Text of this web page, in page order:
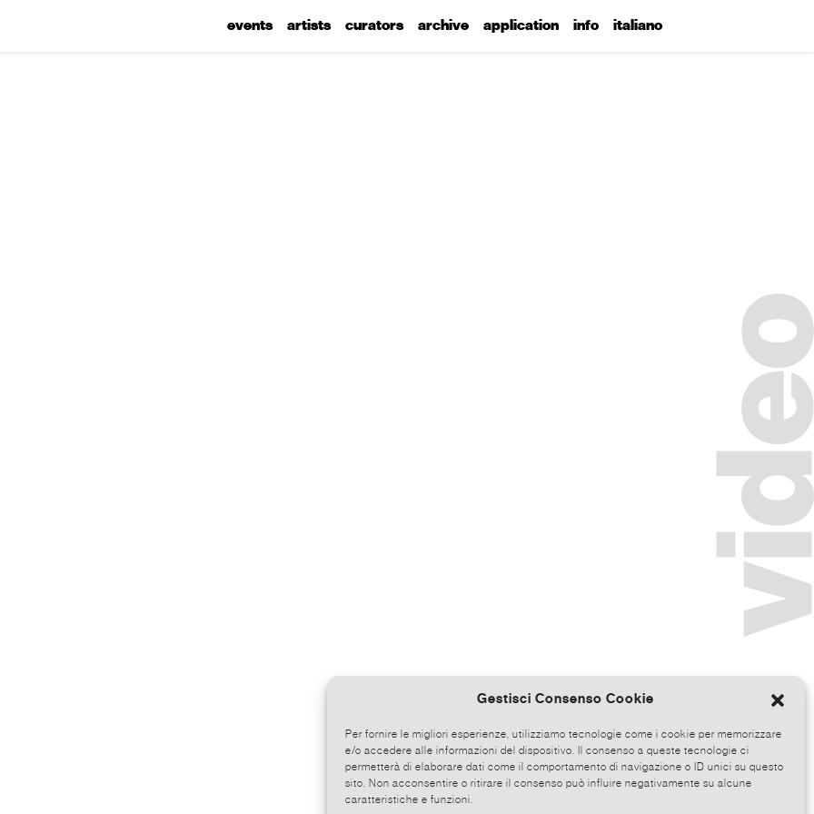
Gestisci Consenso Cookie
Per fornire le migliori esperienze, utilizziamo tecnologie come i cookie per memorizzare
e/o accedere alle informazioni del dispositivo. Il consenso a queste tecnologie ci
permetterà di elaborare dati come il comportamento di navigazione o ID unici su questo
sito. Non acconsentire o ritirare il consenso può influire negativamente su alcune
caratteristiche e funzioni.
events artists curators archive application info italiano